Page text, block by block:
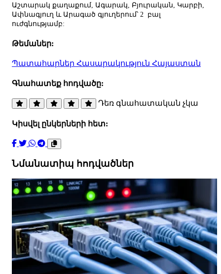
Աշտարակ քաղաքում, Ագարակ, Բյուրական, Կարբի,
Ափնագյուղ և Արագած գյուղերում՝ 2 բալ
ուժգնությամբ:
Թեմաներ:
Պատահարներ Հասարակություն Հայաստան
Գնահատեք հոդվածը:
Դեռ գնահատական չկա
Կիսվել ընկերների հետ:
Նմանատիպ հոդվածներ